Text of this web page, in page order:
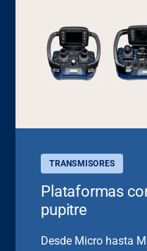
TRANSMISORES
Plataformas
pupitre
Desde Micro hasta